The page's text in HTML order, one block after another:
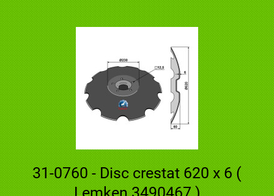
31-0760 - Disc crestat 620 x 6 (